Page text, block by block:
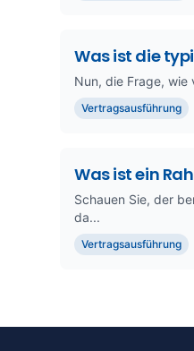
Was ist die
Nun, die Frage, wie
Vertragsausführung
Was ist ein
Schauen Sie, der
da...
Vertragsausführung